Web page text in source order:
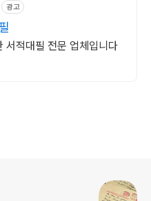
광고
서적대필 전문 업체입니다